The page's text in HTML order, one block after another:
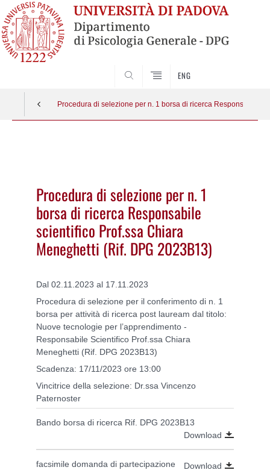
ENG
Procedura di selezione per n. 1 borsa di ricerca Responsabile
Procedura di selezione per n. 1
borsa di ricerca Responsabile
scientifico Prof.ssa Chiara
Meneghetti (Rif. DPG 2023B13)
Dal 02.11.2023 al 17.11.2023
Procedura di selezione per il conferimento di n. 1
borsa per attività di ricerca post lauream dal titolo:
Nuove tecnologie per l’apprendimento -
Responsabile Scientifico Prof.ssa Chiara
Meneghetti (Rif. DPG 2023B13)
Scadenza: 17/11/2023 ore 13:00
Vincitrice della selezione: Dr.ssa Vincenzo
Paternoster
Bando borsa di ricerca Rif. DPG 2023B13
Download
facsimile domanda di partecipazione Download